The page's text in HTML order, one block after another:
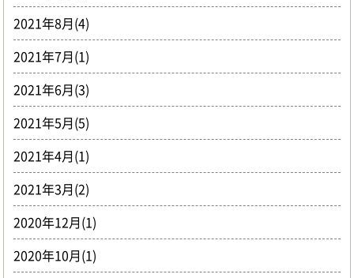
2021年8月(4)
2021年7月(1)
2021年6月(3)
2021年5月(5)
2021年4月(1)
2021年3月(2)
2020年12月(1)
2020年10月(1)